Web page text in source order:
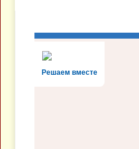
Решаем вместе